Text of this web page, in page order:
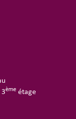
ème étage